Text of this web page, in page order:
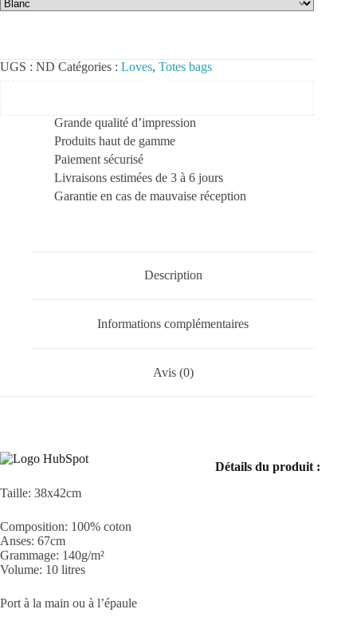
UGS : ND Catégories : Loves, Totes bags
Grande qualité d’impression
Produits haut de gamme
Paiement sécurisé
Livraisons estimées de 3 à 6 jours
Garantie en cas de mauvaise réception
Description
Informations complémentaires
Avis (0)
Détails du produit :
Taille: 38x42cm
Composition: 100% coton
Anses: 67cm
Grammage: 140g/m²
Volume: 10 litres
Port à la main ou à l’épaule